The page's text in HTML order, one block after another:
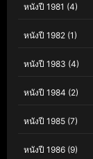
หนังปี 1981 (4)
หนังปี 1982 (1)
หนังปี 1983 (4)
หนังปี 1984 (2)
หนังปี 1985 (7)
หนังปี 1986 (9)